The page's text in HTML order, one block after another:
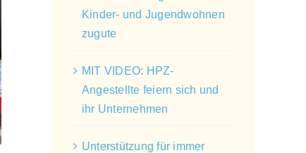
Kinder- und Jugendwohnen
zugute
MIT VIDEO: HPZ-
Angestellte feiern sich und
ihr Unternehmen
Unterstützung für immer